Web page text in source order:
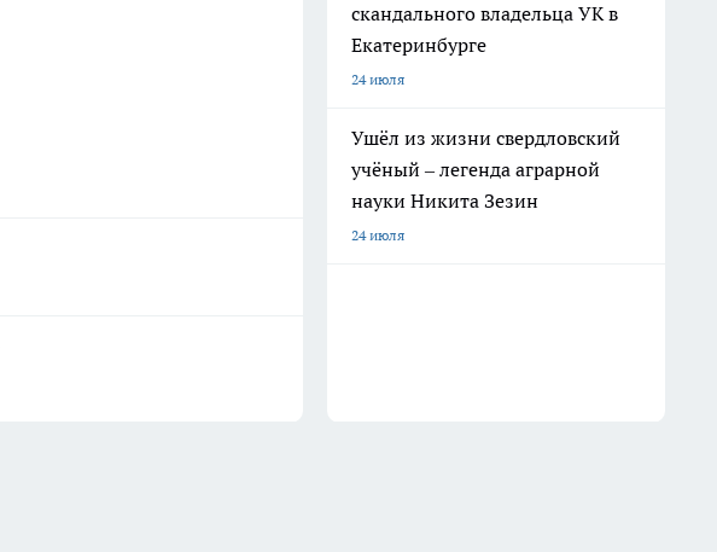
скандального владельца УК в
Екатеринбурге
24 июля
Ушёл из жизни свердловский
учёный – легенда аграрной
науки Никита Зезин
24 июля